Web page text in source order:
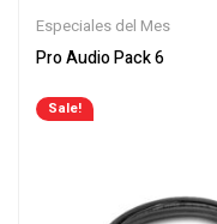
Especiales del Mes
Pro Audio Pack 6
Sale!